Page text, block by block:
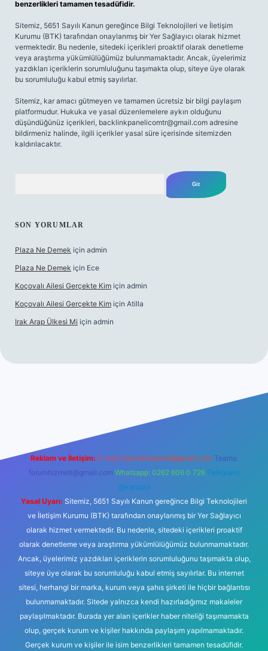
benzerlikleri tamamen tesadüfidir.
Sitemiz, 5651 Sayılı Kanun gereğince Bilgi Teknolojileri ve İletişim
Kurumu (BTK) tarafından onaylanmış bir Yer Sağlayıcı olarak hizmet
vermektedir. Bu nedenle, sitedeki içerikleri proaktif olarak denetleme
veya araştırma yükümlülüğümüz bulunmamaktadır. Ancak, üyelerimiz
yazdıkları içeriklerin sorumluluğunu taşımakta olup, siteye üye olarak
bu sorumluluğu kabul etmiş sayılırlar.
Sitemiz, kar amacı gütmeyen ve tamamen ücretsiz bir bilgi paylaşım
platformudur. Hukuka ve yasal düzenlemelere aykırı olduğunu
düşündüğünüz içerikleri, backlinkpanelicomtr@gmail.com adresine
bildirmeniz halinde, ilgili içerikler yasal süre içerisinde sitemizden
kaldırılacaktır.
SON YORUMLAR
Plaza Ne Demek için admin
Plaza Ne Demek için Ece
Koçovalı Ailesi Gerçekte Kim için admin
Koçovalı Ailesi Gerçekte Kim için Atilla
Irak Arap Ülkesi Mi için admin
Reklam ve İletişim: E-mail: backlinkpaneli@gmail.com Teams:
forumhizmeti@gmail.com Whatsapp: 0262 606 0 726 Telegram:
@karabul
Yasal Uyarı: Sitemiz, 5651 Sayılı Kanun gereğince Bilgi Teknolojileri
ve İletişim Kurumu (BTK) tarafından onaylanmış bir Yer Sağlayıcı
olarak hizmet vermektedir. Bu nedenle, sitedeki içerikleri proaktif
olarak denetleme veya araştırma yükümlülüğümüz bulunmamaktadır.
Ancak, üyelerimiz yazdıkları içeriklerin sorumluluğunu taşımakta olup,
siteye üye olarak bu sorumluluğu kabul etmiş sayılırlar. Bu internet
sitesi, herhangi bir marka, kurum veya şahıs şirketi ile hiçbir bağlantısı
bulunmamaktadır. Sitede yalnızca kendi hazırladığımız makaleler
paylaşılmaktadır. Burada yer alan içerikler haber niteliği taşımamakta
olup, gerçek kurum ve kişiler hakkında paylaşım yapılmamaktadır.
Gerçek kurum ve kişiler ile isim benzerlikleri tamamen tesadüfidir.